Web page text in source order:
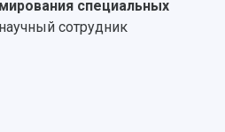
специальных
сотрудник